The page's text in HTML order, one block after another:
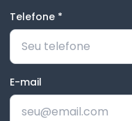
Telefone *
E-mail